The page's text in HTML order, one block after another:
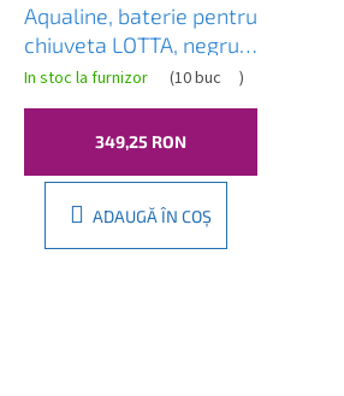
Aqualine, baterie pentru
chiuveta LOTTA, negru
mat, LT603B
In stoc la furnizor (10 buc )
349,25 RON
ADAUGĂ ÎN COŞ